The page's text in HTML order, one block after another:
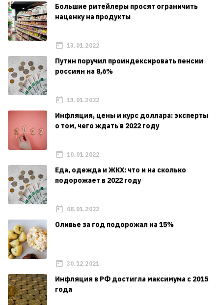
Большие ритейлеры просят ограничить
наценку на продукты
13.01.2022
Путин поручил проиндексировать пенсии
россиян на 8,6%
13.01.2022
Инфляция, цены и курс доллара: эксперты
о том, чего ждать в 2022 году
10.01.2022
Еда, одежда и ЖКХ: что и на сколько
подорожает в 2022 году
08.01.2022
Оливье за год подорожал на 15%
30.12.2021
Инфляция в РФ достигла максимума с 2015
года